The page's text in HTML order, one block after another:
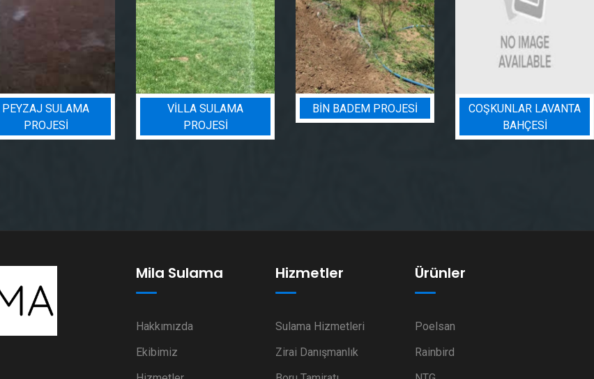
PEYZAJ SULAMA
PROJESI
VILLA SULAMA
PROJESI
BIN BADEM PROJESI
COŞKUNLAR LAVANTA
BAHÇESİ
Mila Sulama
Hakkımızda
Ekibimiz
Hizmetler
Sulama Hizmetleri
Zirai Danışmanlık
Ürünler
Poelsan
Rainbird